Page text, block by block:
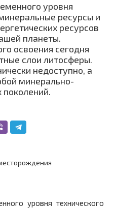
уровня
ресурсы и
ресурсов
планеты.
освоения сегодня
слои литосферы.
недоступно, а
минерально-
уровня технического